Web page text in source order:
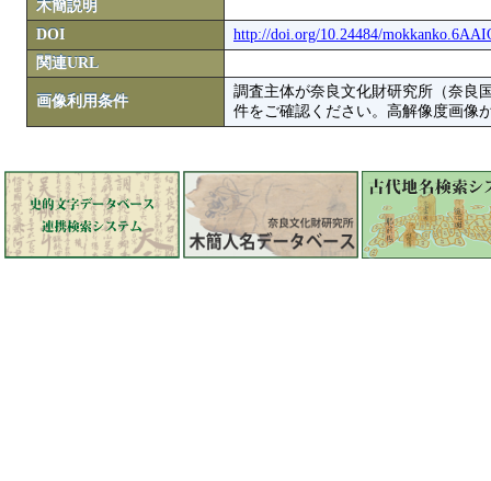
木簡説明
DOI
http://doi.org/10.24484/
関連URL
画像利用条件
調査主体が奈良文化財研究所（奈良
件をご確認ください。高解像度画像